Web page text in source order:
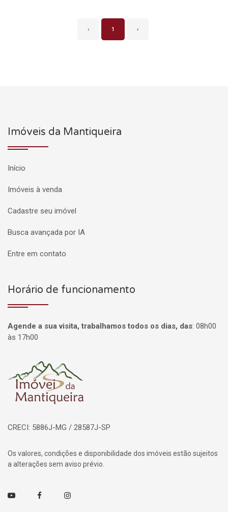
‹ 1 ›
Imóveis da Mantiqueira
Início
Imóveis à venda
Cadastre seu imóvel
Busca avançada por IA
Entre em contato
Horário de funcionamento
Agende a sua visita, trabalhamos todos os dias, das: 08h00
às 17h00
Página inicial
CRECI: 5886J-MG / 28587J-SP
Os valores, condições e disponibilidade dos imóveis estão sujeitos
a alterações sem aviso prévio.
Youtube FacebookInstagram